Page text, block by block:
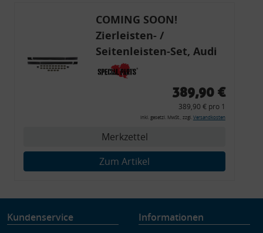
COMING SOON!
Zierleisten- /
Seitenleisten-Set, Audi
80 Cabrio, Coupe, S2, (6x
Zierleiste, 2x Kappe,
Montagewerkzeug)
389,90 €
389,90 € pro 1
inkl. gesetzl. MwSt., zzgl. Versandkosten
Merkzettel
Zum Artikel
Kundenservice Informationen